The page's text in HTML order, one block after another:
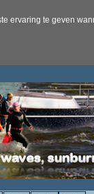
ervaring te geven